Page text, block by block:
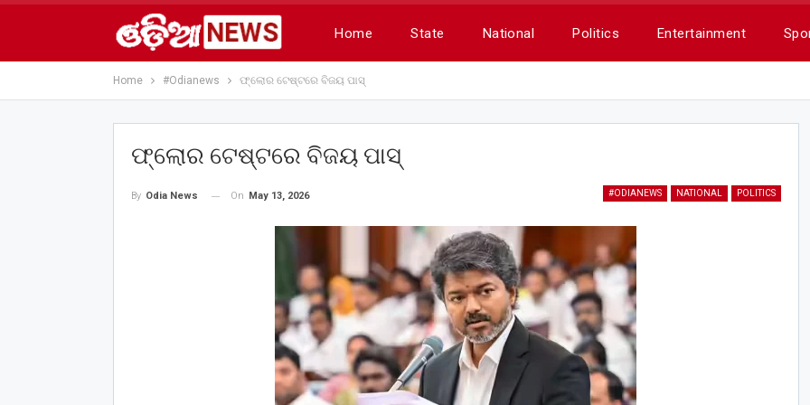
Home State National Politics Entertainment
Home #Odianews ଫ୍ଲୋର ଟେଷ୍ଟରେ ବିଜୟ ପାସ୍
ଫ୍ଲୋର ଟେଷ୍ଟରେ ବିଜୟ ପାସ୍
#ODIANEWS NATIONAL POLITICS
By Odia News On May 13, 2026